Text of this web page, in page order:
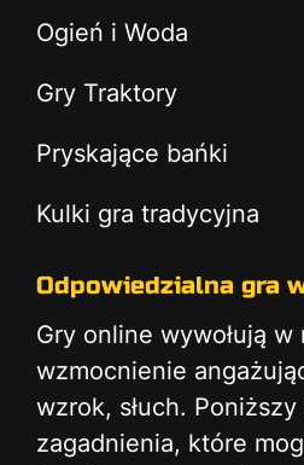
Ogień i Woda
Gry Traktory
Pryskające bańki
Kulki gra tradycyjna
Odpowiedzialna gra
Gry online wywołują
wzmocnienie
wzrok, słuch.
zagadnienia, które